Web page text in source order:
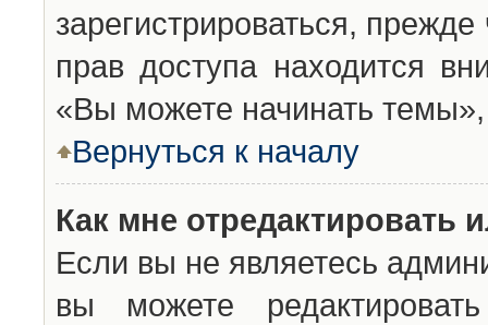
зарегистрироваться,
прав доступа находится
«Вы можете начинать
Вернуться к началу
Как мне отредактировать
Если вы не являетесь
вы можете